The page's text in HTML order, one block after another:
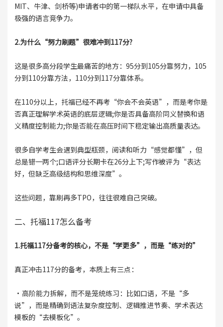
MIT、牛津、剑桥等)申请者中的第一梯队水平，在申请中具备
极强的语言竞争力。
2.为什么“努力刷题”很难冲到117分?
这是很多高分段学生最痛苦的地方：95分到105分靠努力，105
分到110分靠方法，110分到117分靠体系。
在110分以上，托福已经不再考“你会不会英语”，而是考你是
否真正理解学术英语的底层逻辑;你是否具备高阶同义替换和语
义精度控制能力;你是否能在高压时间下稳定输出高质量表达。
很多自学考生会遇到典型瓶颈，阅读和听力“感觉都懂”，但
总是错一两个;口语评分长期卡在26分上下;写作被评为“表达
好，但缺乏高级结构和思维深度”。
这些问题，靠刷再多TPO，往往很难自己突破。
二、托福117怎么备考
1.托福117分备考的核心，不是“学更多”，而是“练对的”
真正冲击117分的备考，本质上有三点：
·高阶能力拆解，而不是笼统练习：比如口语，不是“多
说”，而是精确到语法复杂度控制、逻辑推进节奏、学术表达
模板的“去模板化”。